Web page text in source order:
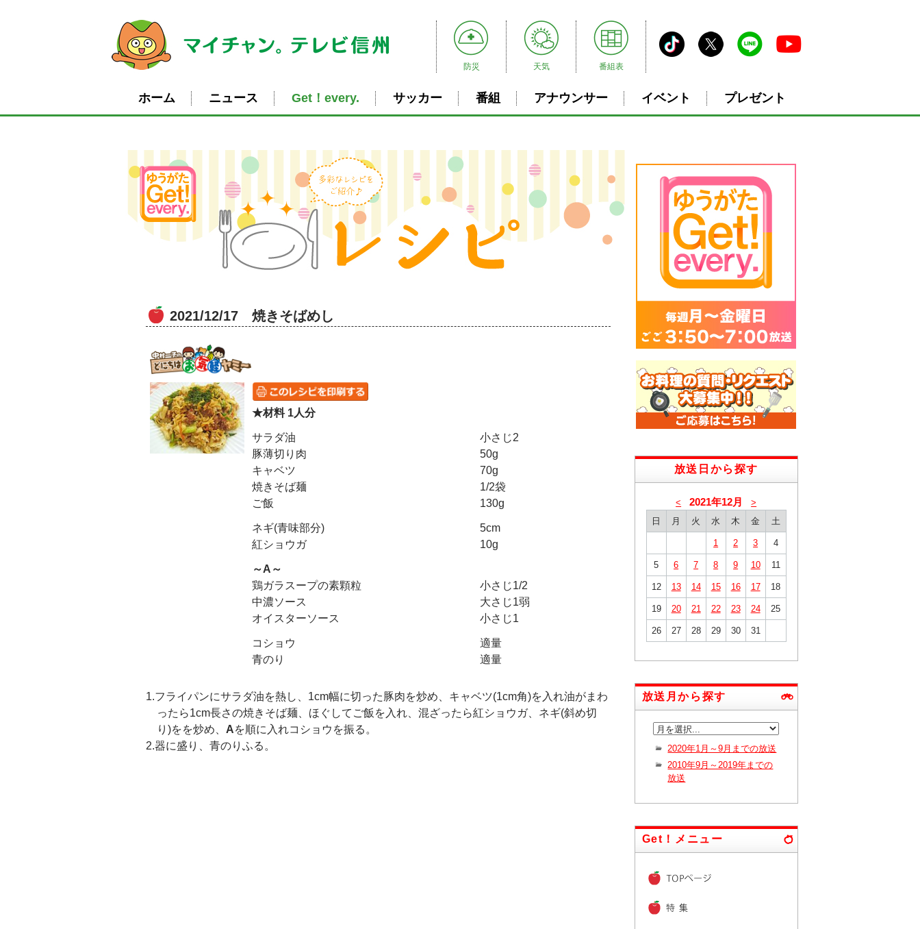
防災 天気 番組表
ホーム ニュース Get！every. サッカー 番組 アナウンサー イベント プレゼント
2021/12/17 焼きそばめし
★材料 1人分
サラダ油
小さじ2
豚薄切り肉
50g
キャベツ
70g
焼きそば麺
1/2袋
ご飯
130g
ネギ(青味部分)
5cm
紅ショウガ
10g
～A～
鶏ガラスープの素顆粒
小さじ1/2
中濃ソース
大さじ1弱
オイスターソース
小さじ1
コショウ
適量
青のり
適量
1.フライパンにサラダ油を熱し、1cm幅に切った豚肉を炒め、キャベツ(1cm角)を入れ油がまわ
ったら1cm長さの焼きそば麺、ほぐしてご飯を入れ、混ざったら紅ショウガ、ネギ(斜め切
り)をを炒め、 Aを順に入れコショウを振る。
2.器に盛り、青のりふる。
放送日から探す
< 2021年12月
>
日
月 火 水 木 金 土
1 2 3 4
5 6 7 8 9 10 11
12 13 14 15 16 17 18
19 20 21 22 23 24 25
26 27 28 29 30 31
放送月から探す
2020年1月～9月までの放送
2010年9月～2019年までの
放送
Get！メニュー